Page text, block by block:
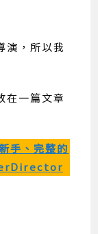
演，所以我
在一篇文章
手、完整的